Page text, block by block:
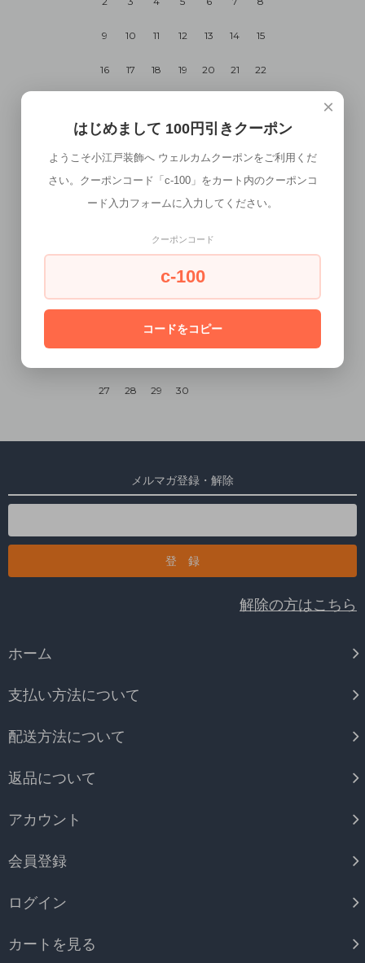
9 10 11 12 13 14 15
16 17 18 19 20 21 22
30 31
2026年9月
1 2 3 4 5
16 17
27 28 29 30
メルマガ登録・解除
解除の方はこちら
ホーム
支払い方法について
配送方法について
返品について
アカウント
会員登録
ログイン
カートを見る
×
はじめまして 100円引きクーポン
ようこそ小江戸装飾へ ウェルカムクーポンをご利用くだ
さい。クーポンコード「c-100」をカート内のクーポンコ
ード入力フォームに入力してください。
クーポンコード
c-100
コードをコピー